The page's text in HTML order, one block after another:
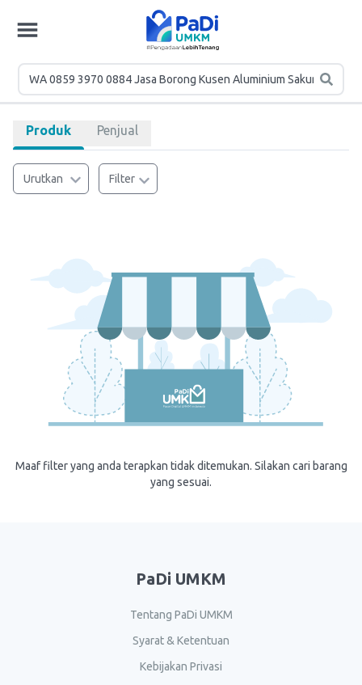
Produk Penjual
Urutkan Filter
Maaf filter yang anda terapkan tidak ditemukan. Silakan cari barang
yang sesuai.
PaDi UMKM
Tentang PaDi UMKM
Syarat & Ketentuan
Kebijakan Privasi